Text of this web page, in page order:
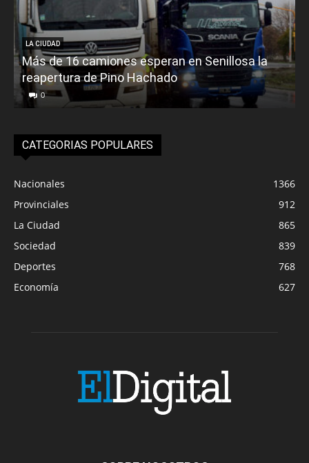
LA CIUDAD
Más de 16 camiones esperan en Senillosa la
reapertura de Pino Hachado
0
CATEGORIAS POPULARES
Nacionales
1366
Provinciales
912
La Ciudad
865
Sociedad
839
Deportes
768
Economía
627